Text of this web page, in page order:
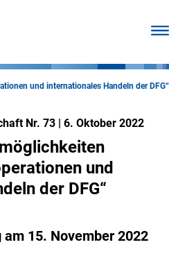
und internationales Handeln der DFG“
Nr. 73 | 6. Oktober 2022
und
der DFG“
15. November 2022